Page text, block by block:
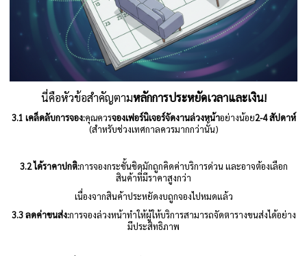
นี่คือหัวข้อสำคัญตามหลักการประหยัดเวลาและเงิน!
3.1 เคล็ดลับการจอง:คุณควรจองเฟอร์นิเจอร์จัดงานล่วงหน้าอย่างน้อย2-4สัปดาห์
(สำหรับช่วงเทศกาลควรมากกว่านั้น)
3.2 ได้ราคาปกติ:การจองกระชั้นชิดมักถูกคิดค่าบริการด่วน และอาจต้องเลือก
สินค้าที่มีราคาสูงกว่า
เนื่องจากสินค้าประหยัดงบถูกจองไปหมดแล้ว
3.3 ลดค่าขนส่ง:การจองล่วงหน้าทำให้ผู้ให้บริการสามารถจัดตารางขนส่งได้อย่าง
มีประสิทธิภาพ